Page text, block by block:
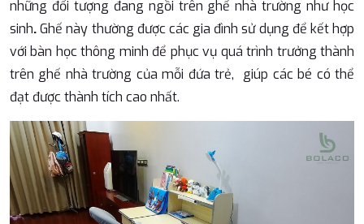
những đối tượng đang ngồi trên ghế nhà trường như học
sinh.Ghế này thường được các gia đình sử dụng để kết hợp
với bàn học thông minh để phục vụ quá trình trưởng thành
trên ghế nhà trường của mỗi đứa trẻ, giúp các bé có thể
đạt được thành tích cao nhất.